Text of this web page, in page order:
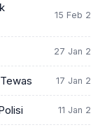
15 Feb
27 Jan
17 Jan
11 Jan